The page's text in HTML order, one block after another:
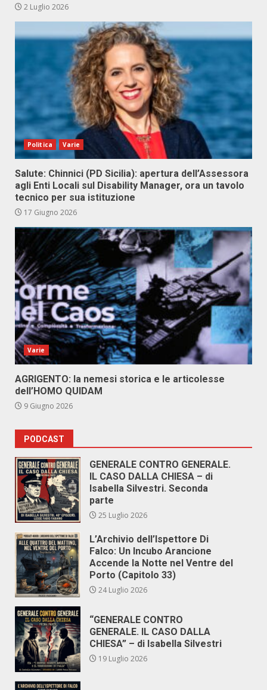
2 Luglio 2026
Politica Varie
Salute: Chinnici (PD Sicilia): apertura dell’Assessora
agli Enti Locali sul Disability Manager, ora un tavolo
tecnico per sua istituzione
17 Giugno 2026
Varie
AGRIGENTO: la nemesi storica e le articolesse
dell’HOMO QUIDAM
9 Giugno 2026
PODCAST
GENERALE CONTRO GENERALE.
IL CASO DALLA CHIESA – di
Isabella Silvestri. Seconda
parte
25 Luglio 2026
L’Archivio dell’Ispettore Di
Falco: Un Incubo Arancione
Accende la Notte nel Ventre del
Porto (Capitolo 33)
24 Luglio 2026
“GENERALE CONTRO
GENERALE. IL CASO DALLA
CHIESA” – di Isabella Silvestri
19 Luglio 2026